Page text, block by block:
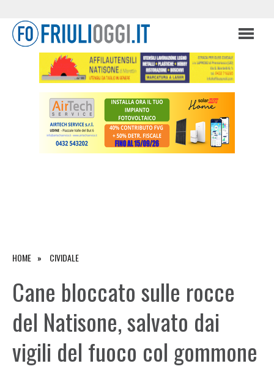
HOME CIVIDALE
Cane bloccato sulle rocce
del Natisone, salvato dai
vigili del fuoco col gommone